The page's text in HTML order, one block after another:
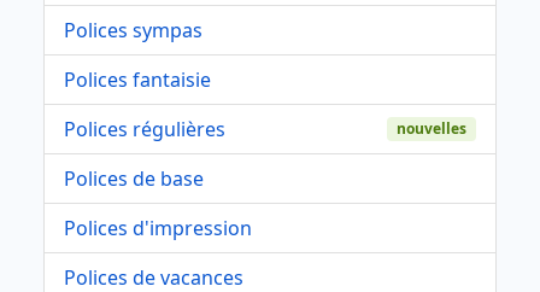
Polices sympas
Polices fantaisie
Polices régulières
nouvelles
Polices de base
Polices d'impression
Polices de vacances